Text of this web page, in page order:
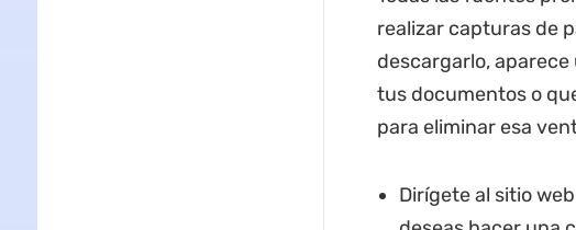
realizar capturas de
descargarlo,
tus documentos o
para eliminar esa
Dirígete al sitio